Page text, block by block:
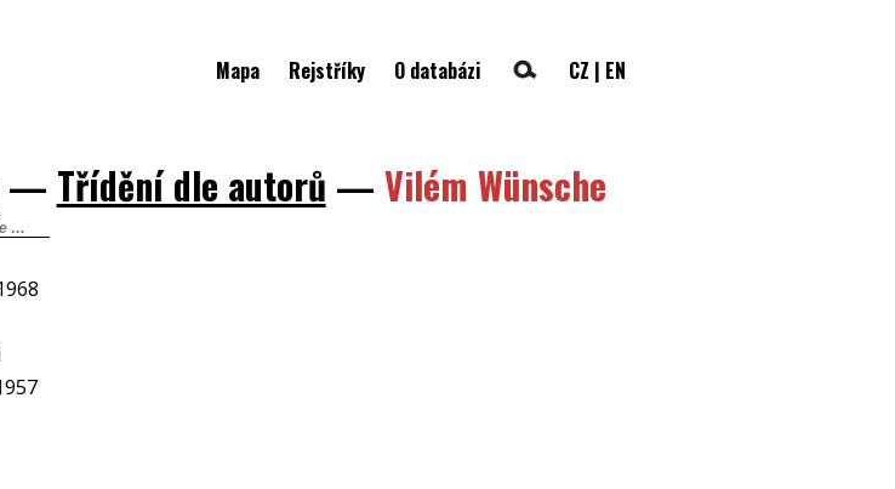
Mapa Rejstříky O databázi CZ | EN
Třídění dle autorů — Vilém Wünsche